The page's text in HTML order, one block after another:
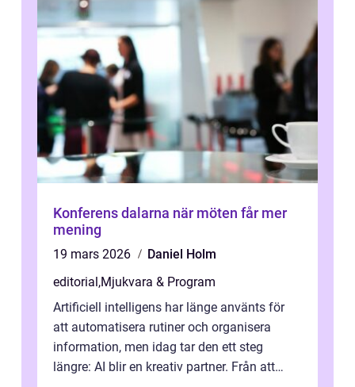
Konferens dalarna när möten får mer
mening
19 mars 2026
Daniel Holm
editorial ,Mjukvara & Program
Artificiell intelligens har länge använts för
att automatisera rutiner och organisera
information, men idag tar den ett steg
längre: AI blir en kreativ partner. Från att